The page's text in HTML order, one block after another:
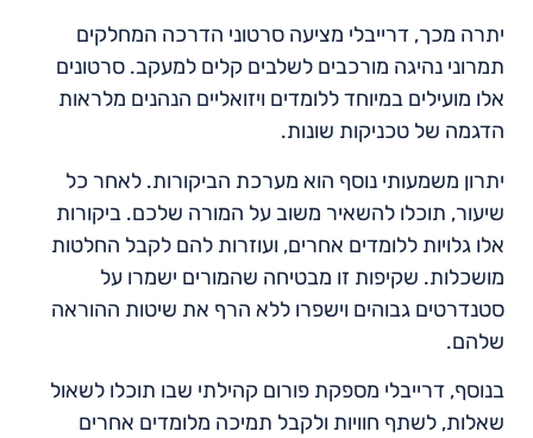
יתרה מכך, דרייבלי מציעה סרטוני הדרכה המחלקים
תמרוני נהיגה מורכבים לשלבים קלים למעקב. סרטונים
אלו מועילים במיוחד ללומדים ויזואליים הנהנים מלראות
הדגמה של טכניקות שונות.
יתרון משמעותי נוסף הוא מערכת הביקורות. לאחר כל
שיעור, תוכלו להשאיר משוב על המורה שלכם. ביקורות
אלו גלויות ללומדים אחרים, ועוזרות להם לקבל החלטות
מושכלות. שקיפות זו מבטיחה שהמורים ישמרו על
סטנדרטים גבוהים וישפרו ללא הרף את שיטות ההוראה
שלהם.
בנוסף, דרייבלי מספקת פורום קהילתי שבו תוכלו לשאול
שאלות, לשתף חוויות ולקבל תמיכה מלומדים אחרים